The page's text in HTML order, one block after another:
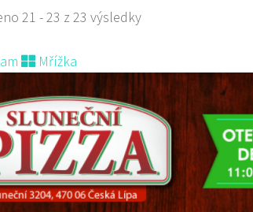
21 - 23 z 23 výsledky
Mřížka